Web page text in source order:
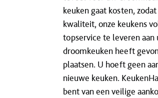
keuken gaat kosten,
kwaliteit, onze keukens
topservice te leveren aan
droomkeuken heeft
plaatsen. U hoeft geen
nieuwe keuken.
bent van een veilige